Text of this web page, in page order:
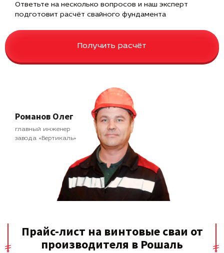
Ответьте на несколько вопросов и наш эксперт
подготовит расчёт свайного фундамента
Получить расчёт
Романов Олег
главный инженер
завода «Вертикаль»
Прайс-лист на винтовые сваи от
производителя в Рошаль